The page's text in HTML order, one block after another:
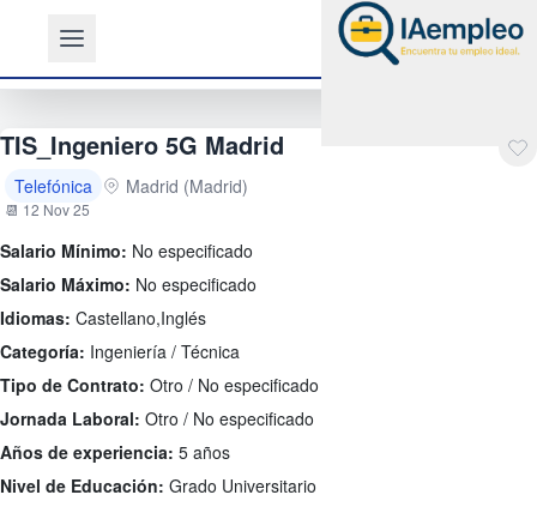
TIS_Ingeniero 5G Madrid
Telefónica Madrid (Madrid)
📆 12 Nov 25
Salario Mínimo: No especificado
Salario Máximo: No especificado
Idiomas: Castellano,Inglés
Categoría: Ingeniería / Técnica
Tipo de Contrato: Otro / No especificado
Jornada Laboral: Otro / No especificado
Años de experiencia: 5 años
Nivel de Educación: Grado Universitario